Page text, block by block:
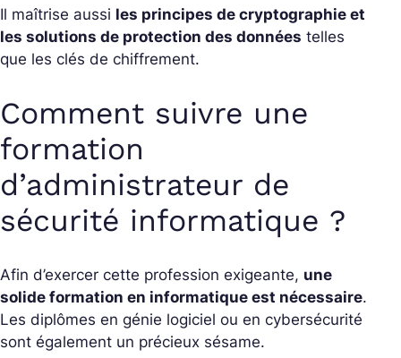
Il maîtrise aussi les principes de cryptographie et
les solutions de protection des données telles
que les clés de chiffrement.
Comment suivre une
formation
d’administrateur de
sécurité informatique ?
Afin d’exercer cette profession exigeante, une
solide formation en informatique est nécessaire.
Les diplômes en génie logiciel ou en cybersécurité
sont également un précieux sésame.